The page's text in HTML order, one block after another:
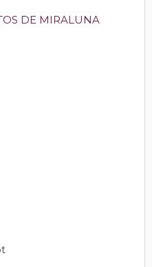
DE MIRALUNA